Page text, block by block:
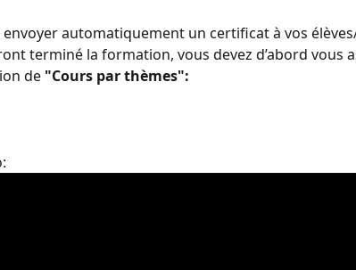
envoyer automatiquement un certificat à vos
terminé la formation, vous devez d’abord vous
de "Cours par thèmes":